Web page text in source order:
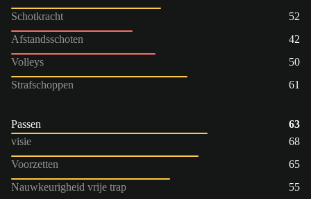
Schotkracht
52
Afstandsschoten
42
Volleys
50
Strafschoppen
61
Passen
63
visie
68
Voorzetten
65
Nauwkeurigheid vrije trap
55